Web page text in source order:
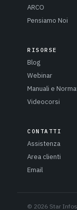
ARCO
Pensiamo Noi
RISORSE
Blog
Webinar
Manuali e
Videocorsi
CONTATTI
Assistenza
Area clienti
Email
© 2026 Star